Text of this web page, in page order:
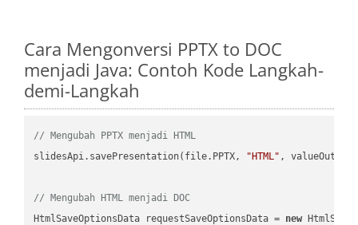
Cara Mengonversi PPTX to DOC
menjadi Java: Contoh Kode Langkah-
demi-Langkah
// Mengubah PPTX menjadi HTML
slidesApi.savePresentation(file.PPTX,
"HTML" ,
// Mengubah HTML menjadi DOC
HtmlSaveOptionsData requestSaveOptionsData = new